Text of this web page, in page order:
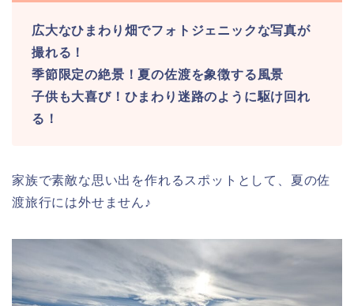
広大なひまわり畑でフォトジェニックな写真が
撮れる！
季節限定の絶景！夏の佐渡を象徴する風景
子供も大喜び！ひまわり迷路のように駆け回れ
る！
家族で素敵な思い出を作れるスポットとして、夏の佐
渡旅行には外せません♪